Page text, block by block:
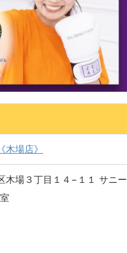
場店》
場３丁目１４−１１ サニー